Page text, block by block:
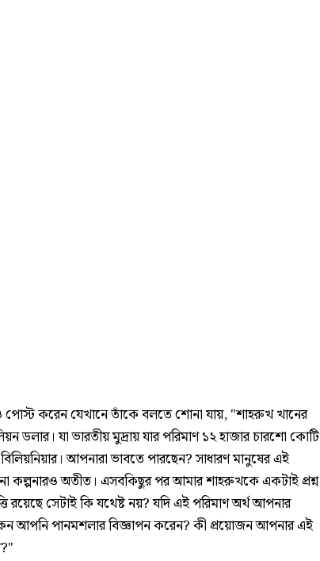
পোস্ট করেন যেখানে তাঁকে বলতে শোনা যায়, "শাহরুখ খানের
ডলার। যা ভারতীয় মুদ্রায় যার পরিমাণ ১২ হাজার চারশো কোটি
আপনারা ভাবতে পারছেন? সাধারণ মানুষের এই
কল্পনারও অতীত। এসবকিছুর পর আমার শাহরুখকে একটাই প্রশ্ন
রয়েছে সেটাই কি যথেষ্ট নয়? যদি এই পরিমাণ অর্থ আপনার
আপনি পানমশলার বিজ্ঞাপন করেন? কী প্রয়োজন আপনার এই